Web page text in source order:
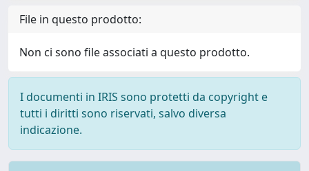
File in questo prodotto:
Non ci sono file associati a questo prodotto.
I documenti in IRIS sono protetti da copyright e
tutti i diritti sono riservati, salvo diversa
indicazione.